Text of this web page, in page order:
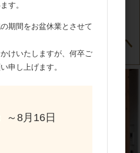
す。
期間をお盆休業とさせて
けいたしますが、何卒ご
申し上げます。
～8月16日